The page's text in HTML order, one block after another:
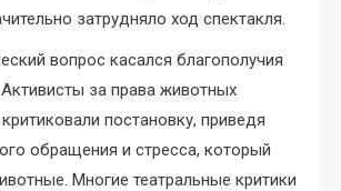
затрудняло ход спектакля.
вопрос касался благополучия
за права животных
постановку, приведя
обращения и стресса, который
Многие театральные критики